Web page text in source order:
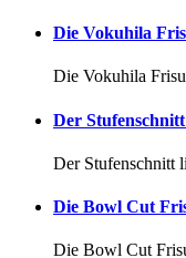
Die Vokuhila
Die Vokuhila
Der
Der Stufenschnitt
Die Bowl Cut
Die Bowl Cut